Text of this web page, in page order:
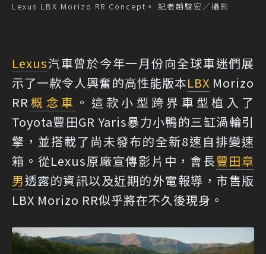
Lexus LBX Morizo RR Concept。 記者趙駿宏／攝影
Lexus汽車曾於今年一月份向全球車迷們展
示了一款令人興奮的高性能版本LBX Morizo
RR 概念車 。這款小型跨界車型植入了
Toyota豐田GR Yaris暴力小鴨的三缸渦輪引
擎，並搭載了尚未發布的全新8速自排變速
箱。從Lexus原廠宣傳影片中，會長豐田章
男透露的資訊以及近期的外電報導，市售版
LBX Morizo RR似乎將在不久後現身。